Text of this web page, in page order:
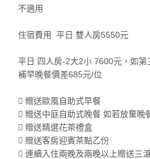
不適用
住宿費用: 平日 雙人房5550元
平日 四人房-2大2小 7600元，如
補早晚餐價差685元/位
 贈送歐風自助式早餐
 贈送中庭自助式晚餐 如若放棄晚
 贈送精選花茶禮盒
 贈送客房迎賓茶點乙份
 連續入住兩晚及兩晚以上贈送三